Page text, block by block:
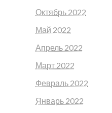
Октябрь 2022
Май 2022
Апрель 2022
Март 2022
Февраль 2022
Январь 2022